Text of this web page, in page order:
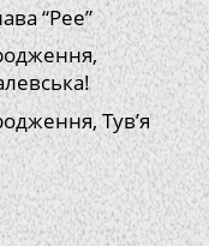
“Рее”
Тув’я